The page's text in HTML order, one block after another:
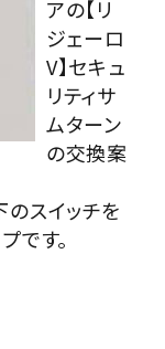
アの【リ
ジェーロ
V】セキュ
リティサ
ムターン
の交換案
スイッチを
です。